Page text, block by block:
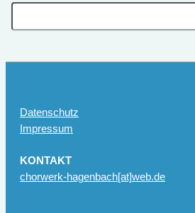
Datenschutz
Impressum
KONTAKT
chorwerk-hagenbach[at]web.de